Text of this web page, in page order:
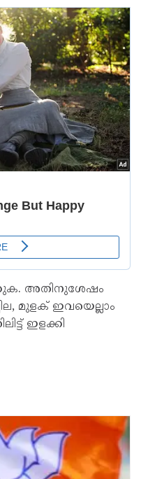
അതിനുശേഷം
മുളക് ഇവയെല്ലാം
ഇളക്കി